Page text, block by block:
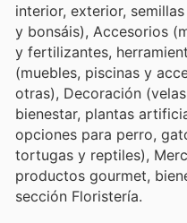
interior, exterior,
y bonsáis), Accesorios
y fertilizantes,
(muebles, piscinas y
otras), Decoración
bienestar, plantas
opciones para perro,
tortugas y reptiles),
productos gourmet,
sección Floristería.